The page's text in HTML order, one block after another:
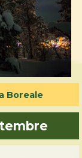
Boreale